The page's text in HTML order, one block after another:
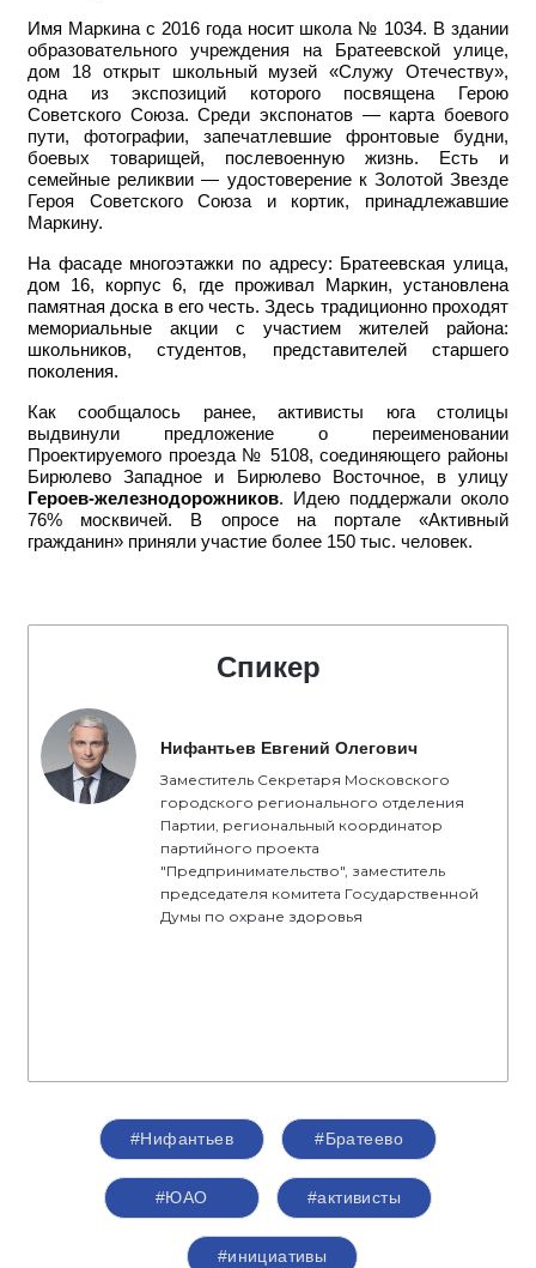
Имя Маркина с 2016 года носит школа № 1034. В здании
образовательного учреждения на Братеевской улице,
дом 18 открыт школьный музей «Служу Отечеству»,
одна из экспозиций которого посвящена Герою
Советского Союза. Среди экспонатов — карта боевого
пути, фотографии, запечатлевшие фронтовые будни,
боевых товарищей, послевоенную жизнь. Есть и
семейные реликвии — удостоверение к Золотой Звезде
Героя Советского Союза и кортик, принадлежавшие
Маркину.
На фасаде многоэтажки по адресу: Братеевская улица,
дом 16, корпус 6, где проживал Маркин, установлена
памятная доска в его честь. Здесь традиционно проходят
мемориальные акции с участием жителей района:
школьников, студентов, представителей старшего
поколения.
Как сообщалось ранее, активисты юга столицы
выдвинули предложение о переименовании
Проектируемого проезда № 5108, соединяющего районы
Бирюлево Западное и Бирюлево Восточное, в улицу
Героев-железнодорожников. Идею поддержали около
76% москвичей. В опросе на портале «Активный
гражданин» приняли участие более 150 тыс. человек.
Спикер
Нифантьев Евгений Олегович
Заместитель Секретаря Московского
городского регионального отделения
Партии, региональный координатор
партийного проекта
"Предпринимательство", заместитель
председателя комитета Государственной
Думы по охране здоровья
#Нифантьев #Братеево
#ЮАО #активисты
#инициативы